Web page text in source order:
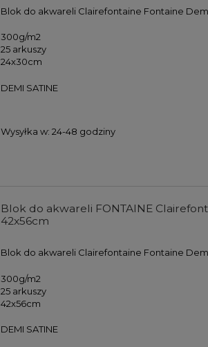
133,00 zł
DO KOSZYKA
Blok do akwareli Clairefontaine Fontaine
300g/m2
25 arkuszy
24x30cm
DEMI SATINE
Wysyłka w: 24-48 godziny
Blok do akwareli FONTAINE
42x56cm
Blok do akwareli Clairefontaine Fontaine
300g/m2
25 arkuszy
42x56cm
DEMI SATINE